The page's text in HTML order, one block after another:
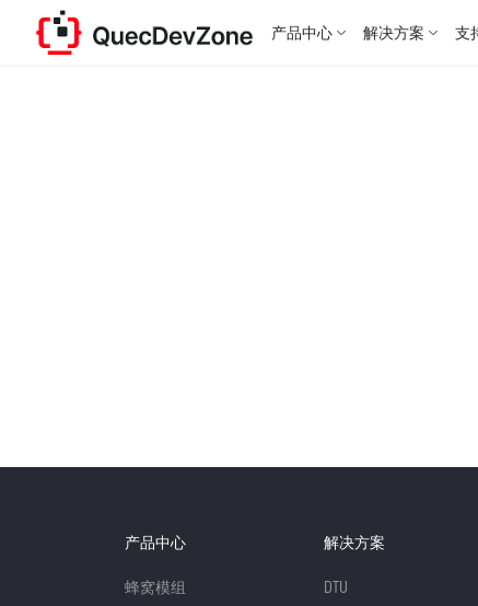
产品中心 解决方案 支
产品中心
蜂窝模组
解决方案
DTU